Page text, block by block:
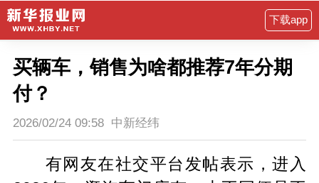
下载app
买辆车，销售为啥都推荐7年分期
付？
2026/02/24 09:58 中新经纬
有网友在社交平台发帖表示，进入